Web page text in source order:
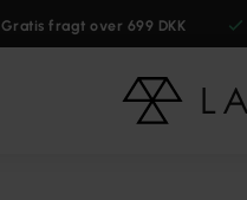
Gratis fragt over 699 DKK